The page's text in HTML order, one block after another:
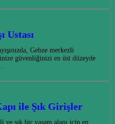
Ustası
Gebze merkezli
güvenliğinizi en üst düzeyde
ile Şık Girişler
ve şık bir yaşam alanı için en